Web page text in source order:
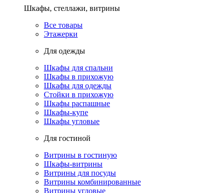
Шкафы, стеллажи, витрины
Все товары
Этажерки
Для одежды
Шкафы для спальни
Шкафы в прихожую
Шкафы для одежды
Стойки в прихожую
Шкафы распашные
Шкафы-купе
Шкафы угловые
Для гостиной
Витрины в гостиную
Шкафы-витрины
Витрины для посуды
Витрины комбинированные
Витрины угловые